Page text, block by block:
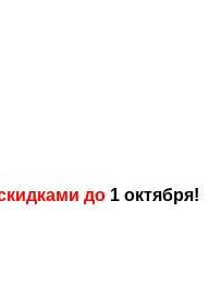
до 1 октября!